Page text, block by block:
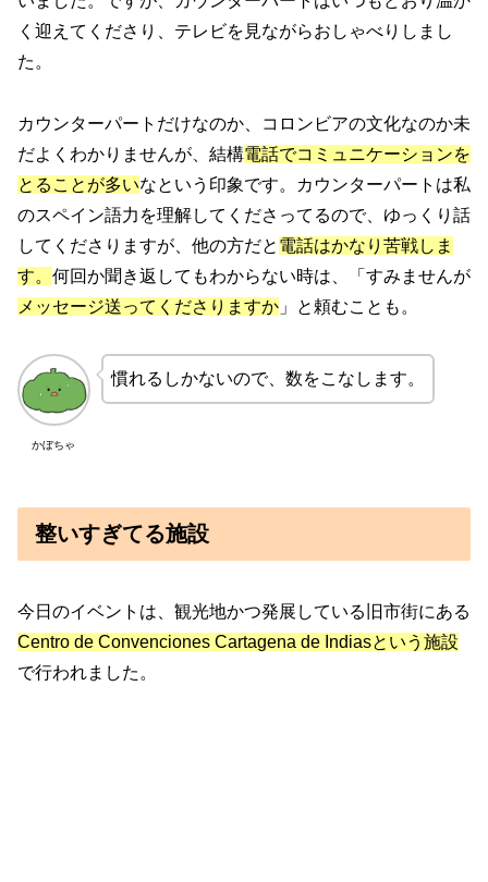
く迎えてくださり、テレビを見ながらおしゃべりしまし
た。
カウンターパートだけなのか、コロンビアの文化なのか未
だよくわかりませんが、結構電話でコミュニケーションを
とることが多いなという印象です。カウンターパートは私
のスペイン語力を理解してくださってるので、ゆっくり話
してくださりますが、他の方だと 電話はかなり苦戦しま
す。 何回か聞き返してもわからない時は、「すみませんが
メッセージ送ってくださりますか 」と頼むことも。
かぼちゃ
慣れるしかないので、数をこなします。
整いすぎてる施設
今日のイベントは、観光地かつ発展している旧市街にある
Centro de Convenciones Cartagena de Indiasという施設
で行われました。